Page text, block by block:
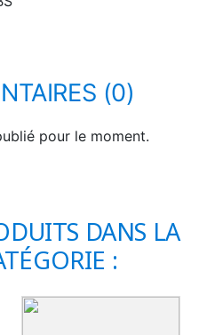
(0)
pour le moment.
DANS LA
: